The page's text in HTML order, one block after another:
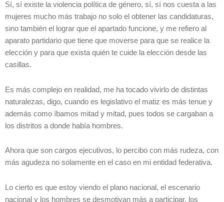
Sí, sí existe la violencia política de género, sí, sí nos cuesta a las
mujeres mucho más trabajo no solo el obtener las candidaturas,
sino también el lograr que el apartado funcione, y me refiero al
aparato partidario que tiene que moverse para que se realice la
elección y para que exista quién te cuide la elección desde las
casillas.
Es más complejo en realidad, me ha tocado vivirlo de distintas
naturalezas, digo, cuando es legislativo el matiz es más tenue y
además como íbamos mitad y mitad, pues todos se cargaban a
los distritos a donde había hombres.
Ahora que son cargos ejecutivos, lo percibo con más rudeza, con
más agudeza no solamente en el caso en mi entidad federativa.
Lo cierto es que estoy viendo el plano nacional, el escenario
nacional y los hombres se desmotivan más a participar, los